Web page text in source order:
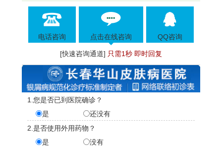
电话咨询 点击在线咨询 QQ咨询
[快速咨询通道] 只需1秒 即时回复
1.您是否已到医院确诊？
是
还没有
2.是否使用外用药物？
是
没有